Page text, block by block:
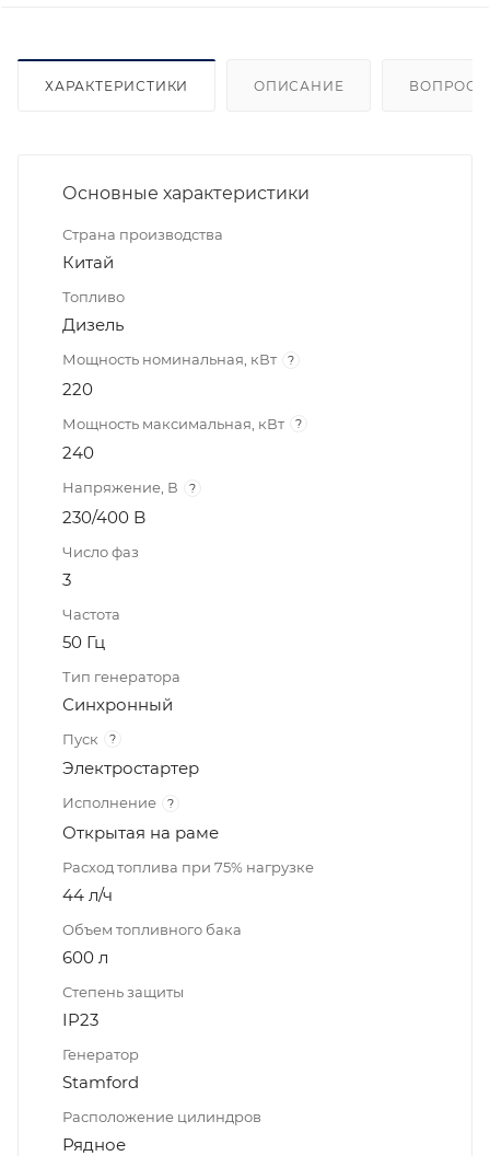
ХАРАКТЕРИСТИКИ ОПИСАНИЕ
Основные характеристики
Страна производства
Китай
Топливо
Дизель
Мощность номинальная, кВт ?
220
Мощность максимальная, кВт ?
240
Напряжение, В ?
230/400 B
Число фаз
3
Частота
50 Гц
Тип генератора
Синхронный
Пуск ?
Электростартер
Исполнение ?
Открытая на раме
Расход топлива при 75% нагрузке
44 л/ч
Объем топливного бака
600 л
Степень защиты
IP23
Генератор
Stamford
Расположение цилиндров
Рядное